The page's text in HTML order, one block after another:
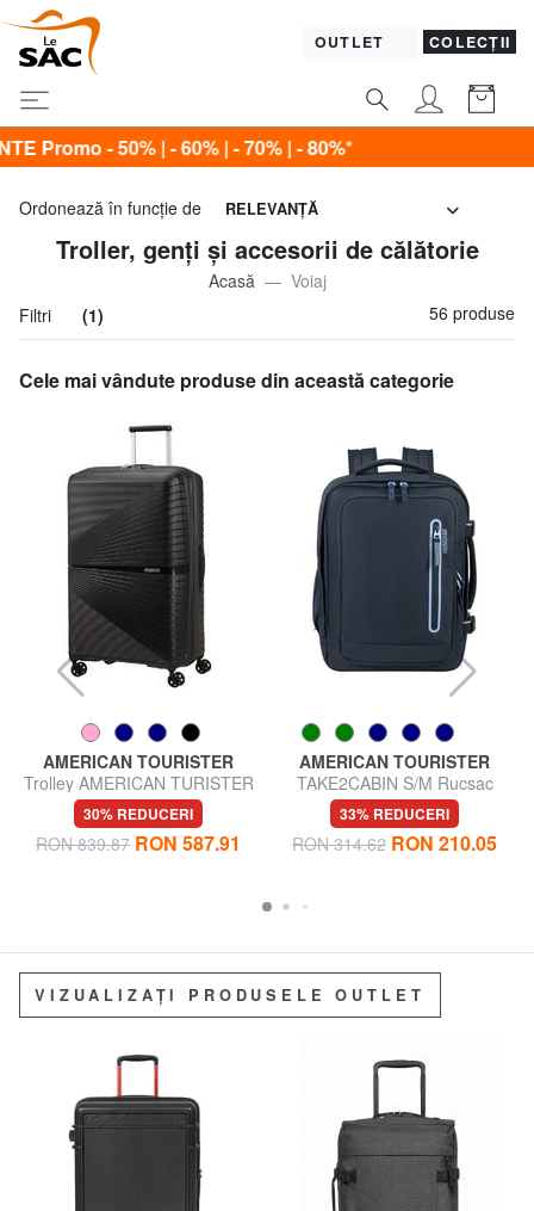
OUTLET COLECȚII
| - 80%*
Ordonează în funcţie de RELEVANŢĂ
Troller, genți și accesorii de călătorie
Acasă
Voiaj
Filtri
(1) 56 produse
Cele mai vândute produse din această categorie
AMERICAN TOURISTER
Trolley AMERICAN TURISTER
AIRCONIC, dimensiuni mari,
ușoare
30% REDUCERI
RON 839.87 RON 587.91
AMERICAN TOURISTER
TAKE2CABIN S/M Rucsac
Ryanair ok pentru sub scaun
33% REDUCERI
RON 314.62 RON 210.05
VIZUALIZAȚI PRODUSELE OUTLET